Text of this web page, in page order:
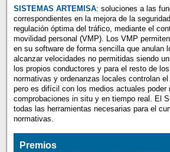
SISTEMAS ARTEMISA: soluciones a las
correspondientes en la mejora de la
regulación óptima del tráfico, mediante el
movilidad personal (VMP). Los VMP
en su software de forma sencilla que anulan
alcanzar velocidades no permitidas siendo
los propios conductores y para el resto de
normativas y ordenanzas locales controlan
pero es difícil con los medios actuales poder
comprobaciones in situ y en tiempo real. El
todas las herramientas necesarias para el
normativas.
Premios